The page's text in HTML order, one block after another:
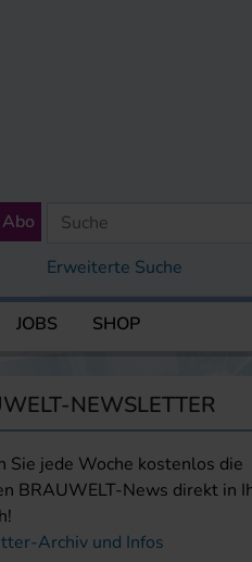
Erweiterte Suche
Abo
JOBS SHOP
NEWSLETTER
Sie jede Woche kostenlos die
BRAUWELT-News direkt in
Archiv und Infos